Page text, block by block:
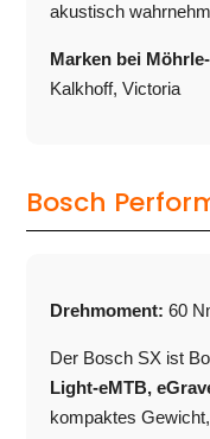
akustisch
Marken bei
Kalkhoff, Victoria
Bosch
Drehmoment: 60
Der Bosch SX ist
Light-eMTB,
kompaktes